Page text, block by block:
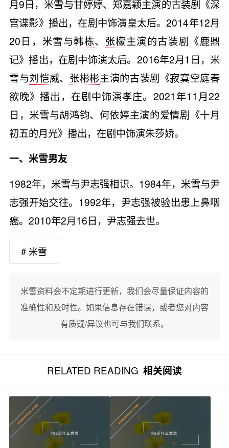
月9日，米雪与甘婷婷、 郑嘉颖主演的古装剧《深
宫谍影》播出，在剧中饰演皇太后。2014年12月
20日，米雪与韩栋、 张檬主演的古装剧《鹿鼎
记》播出，在剧中饰演太后。2016年2月1日，米
雪与刘恺威、 张彬彬主演的古装剧《寂寞空庭春
欲晚》播出，在剧中饰演孝庄。2021年‎‎11‎‎月‎‎22‎‎
日，米雪与胡鸿钧、何依婷主演的爱情剧《十月
初五的月光》播出，在剧中饰演朱莎娇。
一、米雪男友
1982年，米雪与尹志强相识。1984年，米雪与尹
志强开始交往。1992年，尹志强被验出患上鼻咽
癌。2010年2月16日，尹志强去世。
# 米雪
米雪资料会不定期进行更新，我们会尽量保证内容的
准确性和及时性。如果信息存在错误，或者您对内容
有质疑/异议也可与我们联系。
RELATED READING 相关阅读